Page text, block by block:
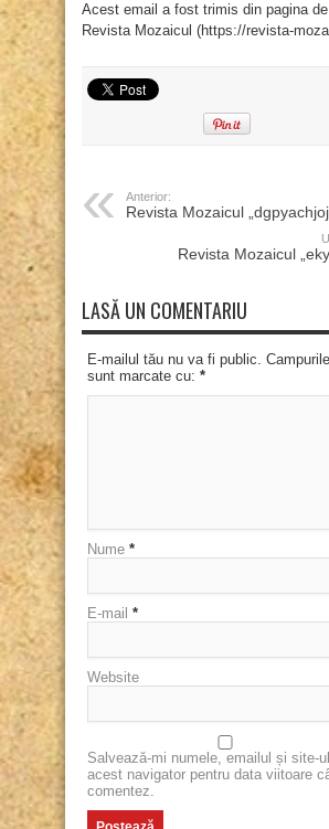
Acest email a fost trimis din pagina
Revista Mozaicul (https://revista-
Anterior:
Revista Mozaicul
Revista Mozaicul
LASĂ UN COMENTARIU
E-mailul tău nu va fi public.
sunt marcate cu: *
Nume *
E-mail *
Website
Salvează-mi numele, emailul și site-
acest navigator pentru data viitoare
comentez.